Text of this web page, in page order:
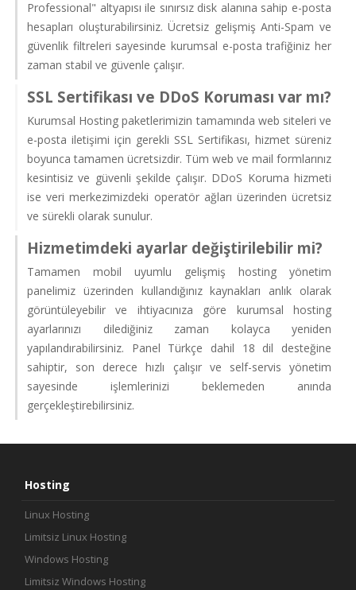
Professional" altyapısı ile sınırsız disk alanına sahip e-posta
hesapları oluşturabilirsiniz. Ücretsiz gelişmiş Anti-Spam ve
güvenlik filtreleri sayesinde kurumsal e-posta trafiğiniz her
zaman stabil ve güvenle çalışır.
SSL Sertifikası ve DDoS Koruması var mı?
Kurumsal Hosting paketlerimizin tamamında web siteleri ve
e-posta iletişimi için gerekli SSL Sertifikası, hizmet süreniz
boyunca tamamen ücretsizdir. Tüm web ve mail formlarınız
kesintisiz ve güvenli şekilde çalışır. DDoS Koruma hizmeti
ise veri merkezimizdeki operatör ağları üzerinden ücretsiz
ve sürekli olarak sunulur.
Hizmetimdeki ayarlar değiştirilebilir mi?
Tamamen mobil uyumlu gelişmiş hosting yönetim
panelimiz üzerinden kullandığınız kaynakları anlık olarak
görüntüleyebilir ve ihtiyacınıza göre kurumsal hosting
ayarlarınızı dilediğiniz zaman kolayca yeniden
yapılandırabilirsiniz. Panel Türkçe dahil 18 dil desteğine
sahiptir, son derece hızlı çalışır ve self-servis yönetim
sayesinde işlemlerinizi beklemeden anında
gerçekleştirebilirsiniz.
Hosting
Linux Hosting
Limitsiz Linux Hosting
Windows Hosting
Limitsiz Windows Hosting